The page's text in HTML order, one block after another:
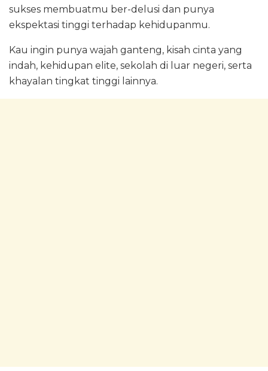
sukses membuatmu ber-delusi dan punya
ekspektasi tinggi terhadap kehidupanmu.
Kau ingin punya wajah ganteng, kisah cinta yang
indah, kehidupan elite, sekolah di luar negeri, serta
khayalan tingkat tinggi lainnya.